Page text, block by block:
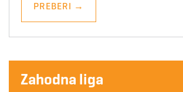
PREBERI →
Zahodna liga